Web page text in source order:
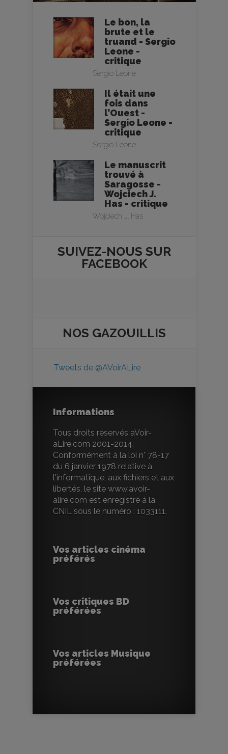
Le bon, la
brute et le
truand - Sergio
Leone -
critique
Sergio Leone
Il était une
fois dans
l’Ouest -
Sergio Leone -
critique
Sergio Leone
Le manuscrit
trouvé à
Saragosse -
Wojciech J.
Has - critique
Wojciech J. Has
SUIVEZ-NOUS SUR
FACEBOOK
NOS GAZOUILLIS
Tweets de @AVoirALire
Informations
Tous droits réservés aVoir-
aLire.com 2001-2014.
Conformément à la loi n° 78-17
du 6 janvier 1978 relative à
l'informatique, aux fichiers et aux
libertés, le site www.avoir-
alire.com est enregistré à la
CNIL sous le numéro : 1033111.
Vos articles cinéma
préférés
Vos critiques BD
préférées
Vos articles Musique
préférées